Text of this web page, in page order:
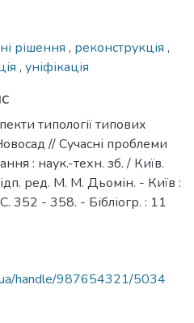
рішення , реконструкція ,
, уніфікація
типології типових
// Сучасні проблеми
: наук.-техн. зб. / Київ.
ред. М. М. Дьомін. - Київ :
- 358. - Бібліогр. : 11
handle/987654321/5034